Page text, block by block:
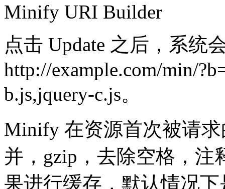
Minify URI Builder
点击 Update 之后，系统
http://example.com/min/
b.js,jquery-c.js。
Minify 在资源首次被请
并，gzip，去除空格，
果进行缓存，默认情况